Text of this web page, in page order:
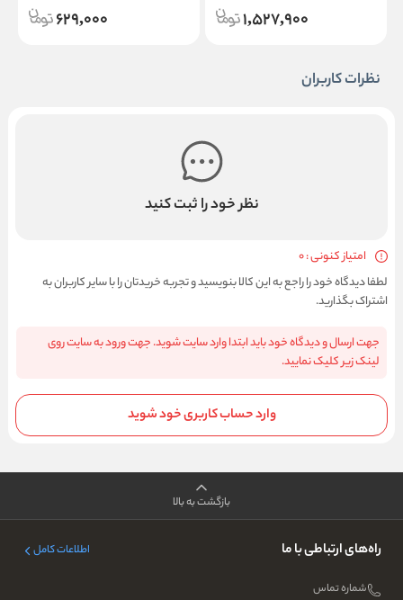
1,527,900
629,000
نظرات کاربران
نظر خود را ثبت کنید
امتیاز کنونی : 0
لطفا دیدگاه خود را راجع به این کالا بنویسید و تجربه خریدتان را با سایر کاربران به
اشتراک بگذارید.
جهت ارسال و دیدگاه خود باید ابتدا وارد سایت شوید. جهت ورود به سایت روی
لینک زیر کلیک نمایید.
وارد حساب کاربری خود شوید
بازگشت به بالا
راه‌های ارتباطی با ما اطلاعات کامل
شماره تماس